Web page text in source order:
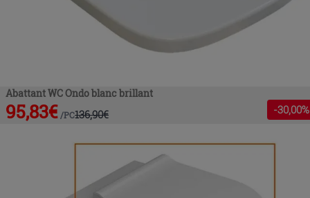
Abattant WC Ondo blanc brillant
95,83€ /PC136,90€ -30,00%